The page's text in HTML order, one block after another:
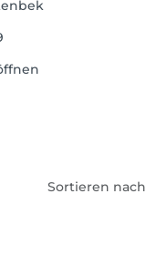
Sortieren nach